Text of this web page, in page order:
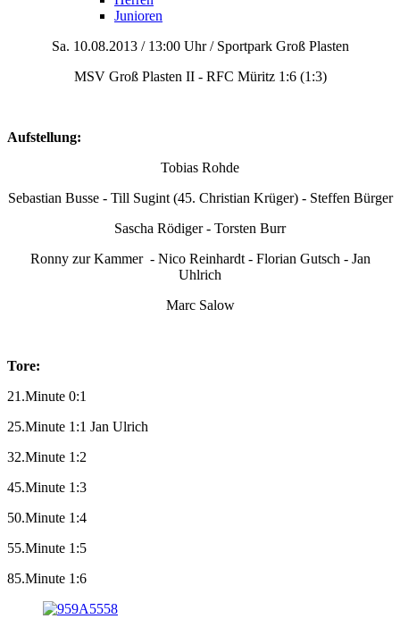
Junioren
Sa. 10.08.2013 / 13:00 Uhr / Sportpark Groß Plasten
MSV Groß Plasten II - RFC Müritz 1:6 (1:3)
Aufstellung:
Tobias Rohde
Sebastian Busse - Till Sugint (45. Christian Krüger) - Steffen Bürger
Sascha Rödiger - Torsten Burr
Ronny zur Kammer - Nico Reinhardt - Florian Gutsch - Jan
Uhlrich
Marc Salow
Tore:
21.Minute 0:1
25.Minute 1:1 Jan Ulrich
32.Minute 1:2
45.Minute 1:3
50.Minute 1:4
55.Minute 1:5
85.Minute 1:6